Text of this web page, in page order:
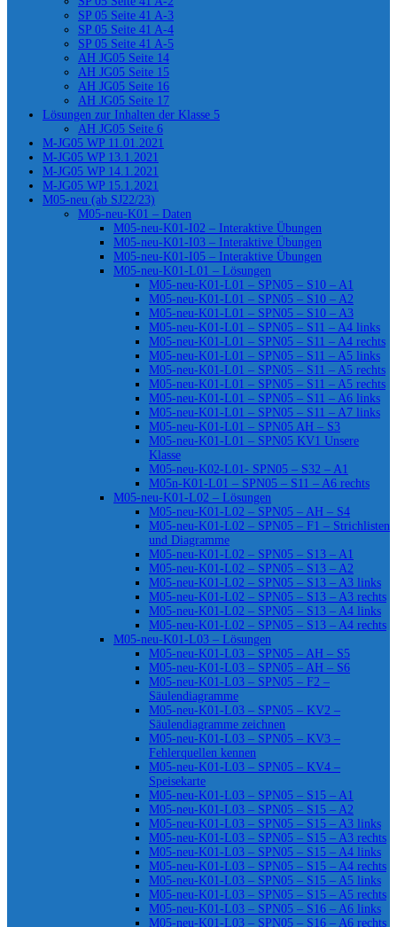
SP 05 Seite 41 A-3
SP 05 Seite 41 A-4
SP 05 Seite 41 A-5
AH JG05 Seite 14
AH JG05 Seite 15
AH JG05 Seite 16
AH JG05 Seite 17
Lösungen zur Inhalten der Klasse 5
AH JG05 Seite 6
M-JG05 WP 11.01.2021
M-JG05 WP 13.1.2021
M-JG05 WP 14.1.2021
M-JG05 WP 15.1.2021
M05-neu (ab SJ22/23)
M05-neu-K01 – Daten
M05-neu-K01-I02 – Interaktive Übungen
M05-neu-K01-I03 – Interaktive Übungen
M05-neu-K01-I05 – Interaktive Übungen
M05-neu-K01-L01 – Lösungen
M05-neu-K01-L01 – SPN05 – S10 – A1
M05-neu-K01-L01 – SPN05 – S10 – A2
M05-neu-K01-L01 – SPN05 – S10 – A3
M05-neu-K01-L01 – SPN05 – S11 – A4 links
M05-neu-K01-L01 – SPN05 – S11 – A4 rechts
M05-neu-K01-L01 – SPN05 – S11 – A5 links
M05-neu-K01-L01 – SPN05 – S11 – A5 rechts
M05-neu-K01-L01 – SPN05 – S11 – A5 rechts
M05-neu-K01-L01 – SPN05 – S11 – A6 links
M05-neu-K01-L01 – SPN05 – S11 – A7 links
M05-neu-K01-L01 – SPN05 AH – S3
M05-neu-K01-L01 – SPN05 KV1 Unsere
Klasse
M05-neu-K02-L01- SPN05 – S32 – A1
M05n-K01-L01 – SPN05 – S11 – A6 rechts
M05-neu-K01-L02 – Lösungen
M05-neu-K01-L02 – SPN05 – AH – S4
M05-neu-K01-L02 – SPN05 – F1 – Strichlisten
und Diagramme
M05-neu-K01-L02 – SPN05 – S13 – A1
M05-neu-K01-L02 – SPN05 – S13 – A2
M05-neu-K01-L02 – SPN05 – S13 – A3 links
M05-neu-K01-L02 – SPN05 – S13 – A3 rechts
M05-neu-K01-L02 – SPN05 – S13 – A4 links
M05-neu-K01-L02 – SPN05 – S13 – A4 rechts
M05-neu-K01-L03 – Lösungen
M05-neu-K01-L03 – SPN05 – AH – S5
M05-neu-K01-L03 – SPN05 – AH – S6
M05-neu-K01-L03 – SPN05 – F2 –
Säulendiagramme
M05-neu-K01-L03 – SPN05 – KV2 –
Säulendiagramme zeichnen
M05-neu-K01-L03 – SPN05 – KV3 –
Fehlerquellen kennen
M05-neu-K01-L03 – SPN05 – KV4 –
Speisekarte
M05-neu-K01-L03 – SPN05 – S15 – A1
M05-neu-K01-L03 – SPN05 – S15 – A2
M05-neu-K01-L03 – SPN05 – S15 – A3 links
M05-neu-K01-L03 – SPN05 – S15 – A3 rechts
M05-neu-K01-L03 – SPN05 – S15 – A4 links
M05-neu-K01-L03 – SPN05 – S15 – A4 rechts
M05-neu-K01-L03 – SPN05 – S15 – A5 links
M05-neu-K01-L03 – SPN05 – S15 – A5 rechts
M05-neu-K01-L03 – SPN05 – S16 – A6 links
M05-neu-K01-L03 – SPN05 – S16 – A6 rechts